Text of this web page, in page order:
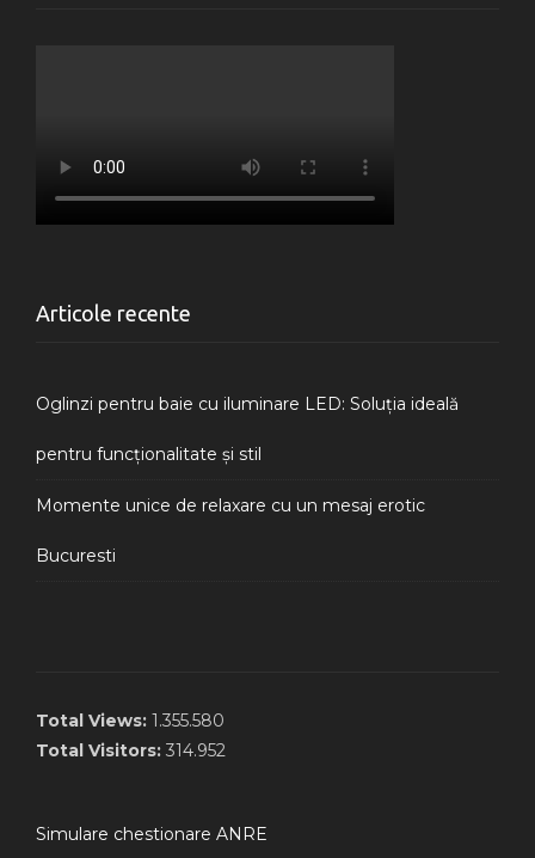
Articole recente
Oglinzi pentru baie cu iluminare LED: Soluția ideală
pentru funcționalitate și stil
Momente unice de relaxare cu un mesaj erotic
Bucuresti
Total Views: 1.355.580
Total Visitors: 314.952
Simulare chestionare ANRE